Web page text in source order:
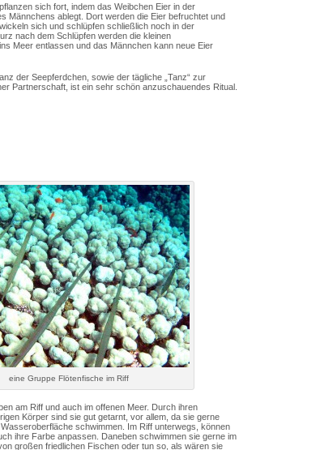
sich fort, indem das Weibchen Eier in der
Männchens ablegt. Dort werden die Eier befruchtet und
sich und schlüpfen schließlich noch in der
nach dem Schlüpfen werden die kleinen
Meer entlassen und das Männchen kann neue Eier
der Seepferdchen, sowie der tägliche „Tanz“ zur
Partnerschaft, ist ein sehr schön anzuschauendes Ritual.
eine Gruppe Flötenfische im Riff
am Riff und auch im offenen Meer. Durch ihren
Körper sind sie gut getarnt, vor allem, da sie gerne
schwimmen. Im Riff unterwegs, können
ihre Farbe anpassen. Daneben schwimmen sie gerne im
großen friedlichen Fischen oder tun so, als wären sie